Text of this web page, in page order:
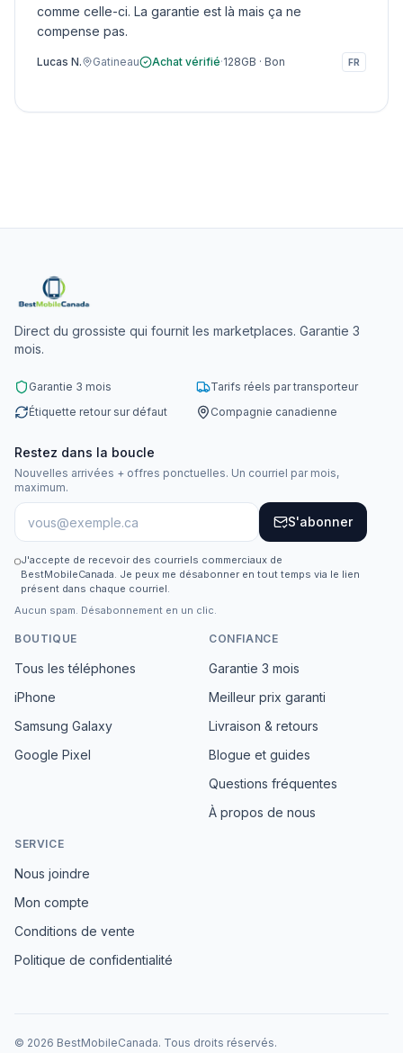
comme celle-ci. La garantie est là mais ça ne
compense pas.
Lucas N. Gatineau Achat vérifié·128GB · Bon FR
Direct du grossiste qui fournit les marketplaces. Garantie 3
mois.
Garantie 3 mois
Tarifs réels par transporteur
Étiquette retour sur défaut
Compagnie canadienne
Restez dans la boucle
Nouvelles arrivées + offres ponctuelles. Un courriel par mois,
maximum.
S'abonner
J'accepte de recevoir des courriels commerciaux de
BestMobileCanada. Je peux me désabonner en tout temps via le lien
présent dans chaque courriel.
Aucun spam. Désabonnement en un clic.
BOUTIQUE
Tous les téléphones
iPhone
Samsung Galaxy
Google Pixel
CONFIANCE
Garantie 3 mois
Meilleur prix garanti
Livraison & retours
Blogue et guides
Questions fréquentes
À propos de nous
SERVICE
Nous joindre
Mon compte
Conditions de vente
Politique de confidentialité
© 2026 BestMobileCanada. Tous droits réservés.